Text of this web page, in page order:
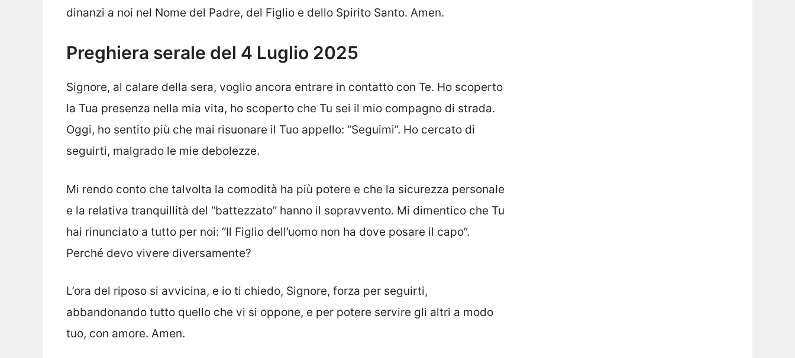
dinanzi a noi nel Nome del Padre, del Figlio e dello Spirito Santo. Amen.
Preghiera serale del 4 Luglio 2025
Signore, al calare della sera, voglio ancora entrare in contatto con Te. Ho scoperto
la Tua presenza nella mia vita, ho scoperto che Tu sei il mio compagno di strada.
Oggi, ho sentito più che mai risuonare il Tuo appello: “Seguimi”. Ho cercato di
seguirti, malgrado le mie debolezze.
Mi rendo conto che talvolta la comodità ha più potere e che la sicurezza personale
e la relativa tranquillità del “battezzato” hanno il sopravvento. Mi dimentico che Tu
hai rinunciato a tutto per noi: “Il Figlio dell’uomo non ha dove posare il capo”.
Perché devo vivere diversamente?
L’ora del riposo si avvicina, e io ti chiedo, Signore, forza per seguirti,
abbandonando tutto quello che vi si oppone, e per potere servire gli altri a modo
tuo, con amore. Amen.